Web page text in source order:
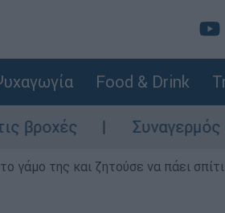
Food & Drink
Συναγερμός στον
γάμο της και ζητούσε να πάει